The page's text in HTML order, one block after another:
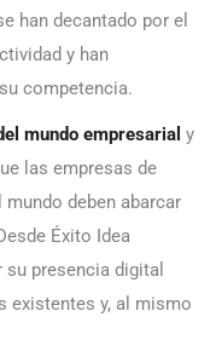
han decantado por el
y han
competencia.
mundo empresarial y
las empresas de
deben abarcar
Éxito Idea
presencia digital
existentes y, al mismo